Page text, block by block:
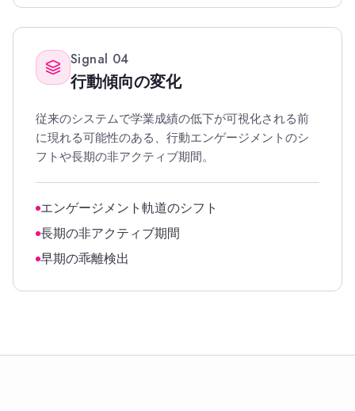
Signal 04
行動傾向の変化
従来のシステムで学業成績の低下が可視化される前
に現れる可能性のある、行動エンゲージメントのシ
フトや長期の非アクティブ期間。
エンゲージメント軌道のシフト
長期の非アクティブ期間
早期の乖離検出